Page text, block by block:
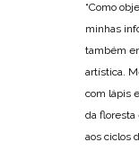
“Como
minhas
também
artística.
com lápis
da
aos ciclos